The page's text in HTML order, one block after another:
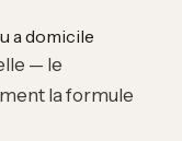
a domicile
— le
la formule